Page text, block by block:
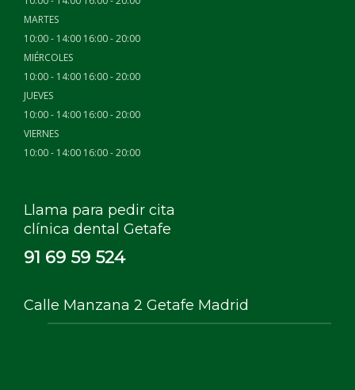
MARTES
10:00 - 14:00 16:00 - 20:00
MIÉRCOLES
10:00 - 14:00 16:00 - 20:00
JUEVES
10:00 - 14:00 16:00 - 20:00
VIERNES
10:00 - 14:00 16:00 - 20:00
Llama para pedir cita
clínica dental Getafe
91 69 59 524
Calle Manzana 2 Getafe Madrid